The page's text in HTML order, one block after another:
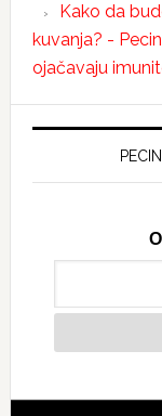
Kako da
kuvanja? -
ojačavaju